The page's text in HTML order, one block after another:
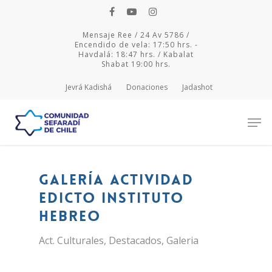
Mensaje Ree / 24 Av 5786 /
Encendido de vela: 17:50 hrs. -
Havdalá: 18:47 hrs. / Kabalat
Shabat 19:00 hrs.
Jevrá Kadishá Donaciones Jadashot
Hit enter to search or ESC to close
Galería actividad
Edicto Instituto
Hebreo
Act. Culturales, Destacados, Galeria